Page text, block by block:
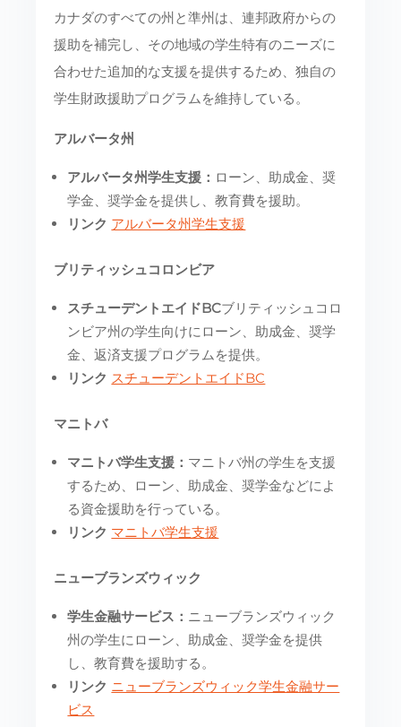
カナダのすべての州と準州は、連邦政府からの
援助を補完し、その地域の学生特有のニーズに
合わせた追加的な支援を提供するため、独自の
学生財政援助プログラムを維持している。
アルバータ州
アルバータ州学生支援： ローン、助成金、奨
学金、奨学金を提供し、教育費を援助。
リンク アルバータ州学生支援
ブリティッシュコロンビア
スチューデントエイドBCブリティッシュコロ
ンビア州の学生向けにローン、助成金、奨学
金、返済支援プログラムを提供。
リンク スチューデントエイドBC
マニトバ
マニトバ学生支援： マニトバ州の学生を支援
するため、ローン、助成金、奨学金などによ
る資金援助を行っている。
リンク マニトバ学生支援
ニューブランズウィック
学生金融サービス： ニューブランズウィック
州の学生にローン、助成金、奨学金を提供
し、教育費を援助する。
リンク ニューブランズウィック学生金融サー
ビス